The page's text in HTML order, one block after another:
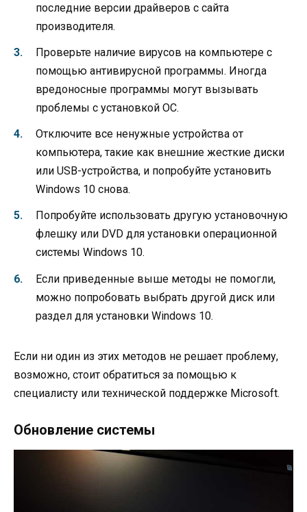
последние версии драйверов с сайта
производителя.
Проверьте наличие вирусов на компьютере с
помощью антивирусной программы. Иногда
вредоносные программы могут вызывать
проблемы с установкой ОС.
Отключите все ненужные устройства от
компьютера, такие как внешние жесткие диски
или USB-устройства, и попробуйте установить
Windows 10 снова.
Попробуйте использовать другую установочную
флешку или DVD для установки операционной
системы Windows 10.
Если приведенные выше методы не помогли,
можно попробовать выбрать другой диск или
раздел для установки Windows 10.
Если ни один из этих методов не решает проблему,
возможно, стоит обратиться за помощью к
специалисту или технической поддержке Microsoft.
Обновление системы